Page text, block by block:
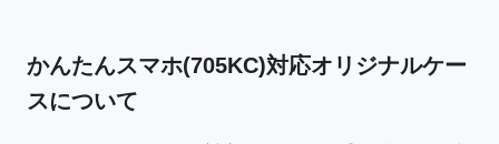
かんたんスマホ(705KC)対応オリジナルケー
スについて